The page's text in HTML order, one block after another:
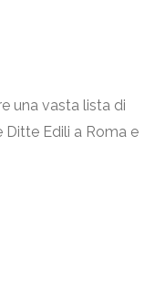
una vasta lista di
Edili a Roma e